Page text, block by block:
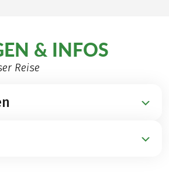
& INFOS
Reise